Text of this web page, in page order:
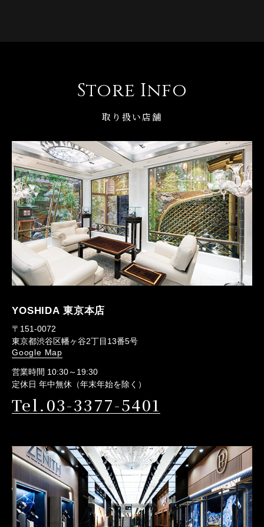
Store Info
取り扱い店舗
YOSHIDA 東京本店
〒151-0072
東京都渋谷区幡ヶ谷2丁目13番5号
Google Map
営業時間 10:30～19:30
定休日 年中無休（年末年始を除く）
Tel.03-3377-5401